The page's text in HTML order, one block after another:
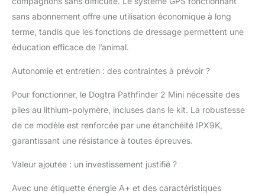
smartwatch. Le
connecteur
PATHFINDER2 et un
nécessaires pour
COMPATIBLE AVEC
LES SMARTWATCH :
Les utilisateurs de
désormais suivre leurs
chiens à partir de leur
smartwatch avec un
accès rapide à
sans abonnement offre une utilisation économique à long
terme, tandis que les fonctions de dressage permettent une
éducation efficace de l’animal.
Autonomie et entretien : des contraintes à prévoir ?
Pour fonctionner, le Dogtra Pathfinder 2 Mini nécessite des
piles au lithium-polymère, incluses dans le kit. La robustesse
de ce modèle est renforcée par une étanchéité IPX9K,
garantissant une résistance à toutes épreuves.
Valeur ajoutée : un investissement justifié ?
Avec une étiquette énergie A+ et des caractéristiques